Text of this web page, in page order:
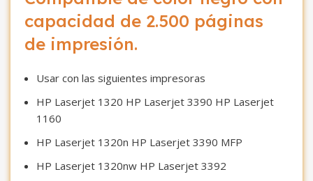
capacidad de 2.500 páginas
de impresión.
Usar con las siguientes impresoras
HP Laserjet 1320 HP Laserjet 3390 HP Laserjet
1160
HP Laserjet 1320n HP Laserjet 3390 MFP
HP Laserjet 1320nw HP Laserjet 3392